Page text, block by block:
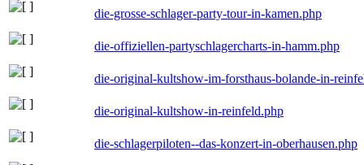
die-grosse-schlager-party-tour-in-kamen.php
die-offiziellen-partyschlagercharts-in-hamm.php
die-original-kultshow-im-forsthaus-bolande-in-
die-original-kultshow-in-reinfeld.php
die-schlagerpiloten--das-konzert-in-oberhausen.php